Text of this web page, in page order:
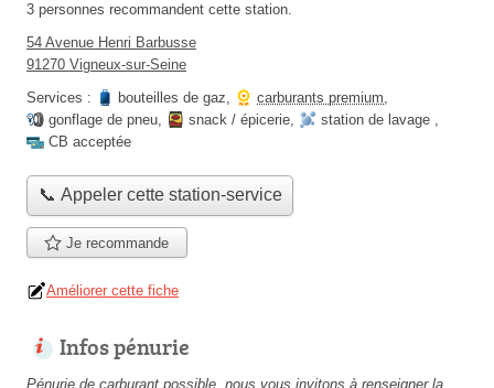
3 personnes recommandent cette station.
54 Avenue Henri Barbusse
91270 Vigneux-sur-Seine
Services :
bouteilles de gaz, carburants premium,
gonflage de pneu, snack / épicerie, station de lavage ,
CB acceptée
📞 Appeler cette station-service
Je recommande
Améliorer cette fiche
Infos pénurie
Pénurie de carburant possible, nous vous invitons à renseigner la